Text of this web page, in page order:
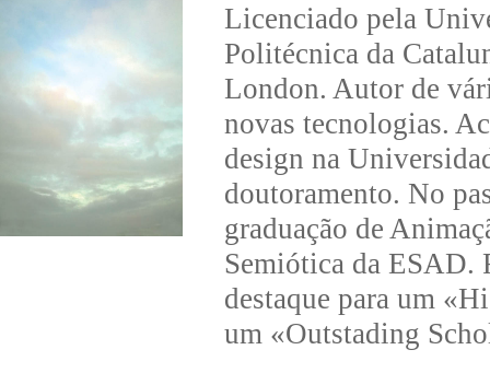
Licenciado pela
Politécnica da
London. Autor de
novas tecnologias.
design na
doutoramento. No
graduação de
Semiótica da ESAD.
destaque para um
um «Outstading